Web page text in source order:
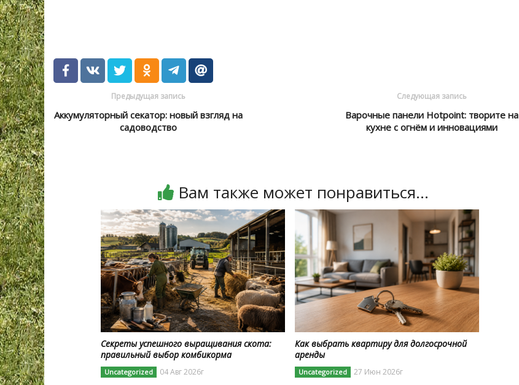
Предыдущая запись
Аккумуляторный секатор: новый взгляд на
садоводство
Следующая запись
Варочные панели Hotpoint: творите на
кухне с огнём и инновациями
Вам также может понравиться...
Секреты успешного выращивания скота:
правильный выбор комбикорма
Uncategorized 04 Авг 2026г
Как выбрать квартиру для долгосрочной
аренды
Uncategorized 27 Июн 2026г